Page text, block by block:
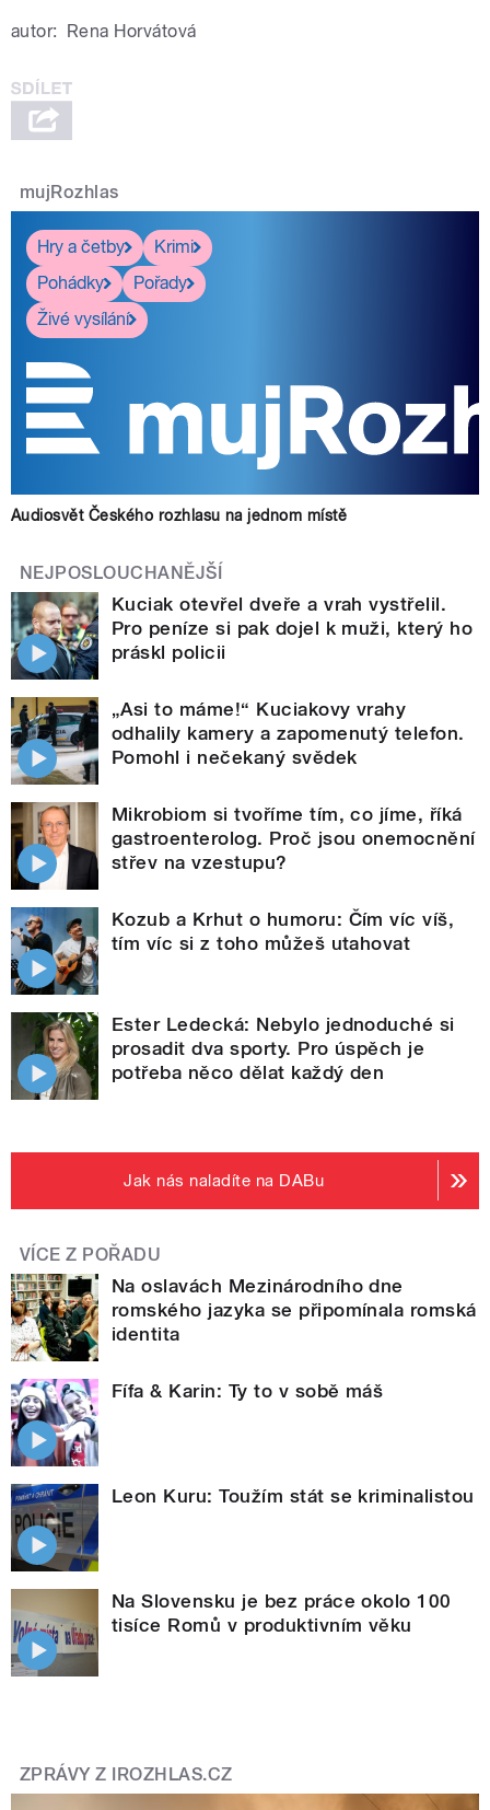
autor: Rena Horvátová
mujRozhlas
Hry a četby
Krimi
Pohádky
Pořady
Živé vysílání
Audiosvět Českého rozhlasu na jednom místě
NEJPOSLOUCHANĚJŠÍ
Kuciak otevřel dveře a vrah vystřelil.
Pro peníze si pak dojel k muži, který ho
práskl policii
„Asi to máme!“ Kuciakovy vrahy
odhalily kamery a zapomenutý telefon.
Pomohl i nečekaný svědek
Mikrobiom si tvoříme tím, co jíme, říká
gastroenterolog. Proč jsou onemocnění
střev na vzestupu?
Kozub a Krhut o humoru: Čím víc víš,
tím víc si z toho můžeš utahovat
Ester Ledecká: Nebylo jednoduché si
prosadit dva sporty. Pro úspěch je
potřeba něco dělat každý den
Jak nás naladíte na DABu
VÍCE Z POŘADU
Na oslavách Mezinárodního dne
romského jazyka se připomínala romská
identita
Fífa & Karin: Ty to v sobě máš
Leon Kuru: Toužím stát se kriminalistou
Na Slovensku je bez práce okolo 100
tisíce Romů v produktivním věku
ZPRÁVY Z IROZHLAS.CZ